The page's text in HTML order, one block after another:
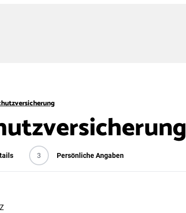
3 Persönliche Angaben